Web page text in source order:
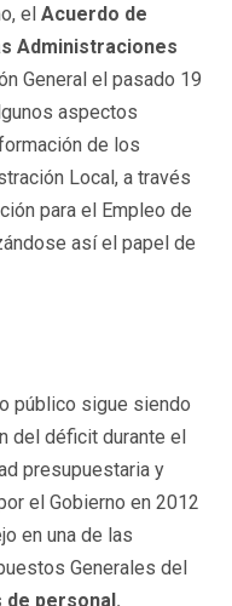
el Acuerdo de
Administraciones
General el pasado 19
aspectos
de los
Local, a través
para el Empleo de
así el papel de
público sigue siendo
del déficit durante el
presupuestaria y
el Gobierno en 2012
en una de las
Generales del
de personal.